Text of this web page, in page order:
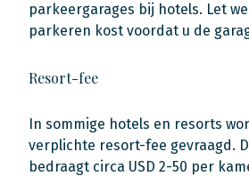
parkeergarages bij hotels. Let
parkeren kost voordat u de
Resort-fee
In sommige hotels en resorts
verplichte resort-fee gevraagd.
bedraagt circa USD 2-50 per